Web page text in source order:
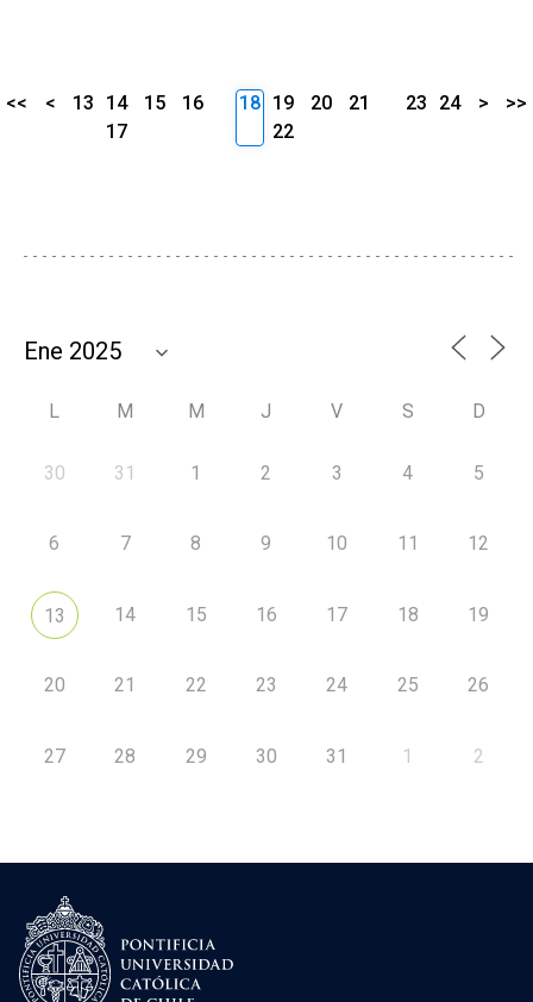
<< < 13 14 15
16
17
18 19 20
21
22
23 24 > >>
L M M J V S D
30 31 1 2 3 4 5
6 7 8 9 10 11 12
13 14 15 16 17 18 19
20 21 22 23 24 25 26
27 28 29 30 31 1 2